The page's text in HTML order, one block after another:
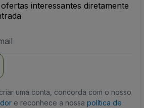
interessantes diretamente
uma conta, concorda com o nosso
e reconhece a nossa política de